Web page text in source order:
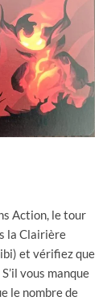
Action, le tour
la Clairière
et vérifiez que
vous manque
le nombre de